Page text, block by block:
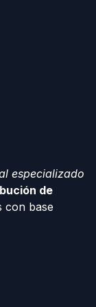
especializado
de
con base